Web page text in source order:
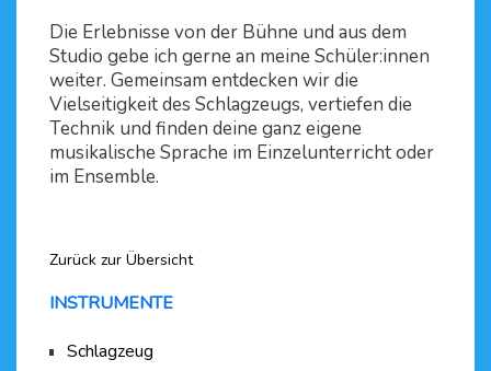
Die Erlebnisse von der Bühne und aus dem
Studio gebe ich gerne an meine Schüler:innen
weiter. Gemeinsam entdecken wir die
Vielseitigkeit des Schlagzeugs, vertiefen die
Technik und finden deine ganz eigene
musikalische Sprache im Einzelunterricht oder
im Ensemble.
Zurück zur Übersicht
INSTRUMENTE
Schlagzeug